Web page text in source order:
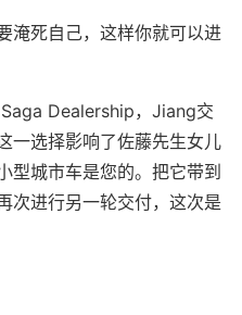
淹死自己，这样你就可以进
Dealership，Jiang交
一选择影响了佐藤先生女儿
型城市车是您的。把它带到
次进行另一轮交付，这次是